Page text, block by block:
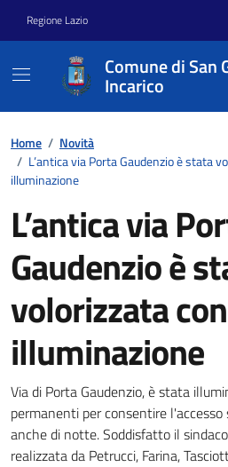
Regione Lazio
Comune di San
Incarico
Home / Novità
/ L’antica via Porta Gaudenzio è stata
illuminazione
L’antica via
Gaudenzio è
volorizzata
illuminazione
Dettagli della
Via di Porta Gaudenzio, è stata
permanenti per consentire
anche di notte. Soddisfatto il
realizzata da Petrucci, Farina,